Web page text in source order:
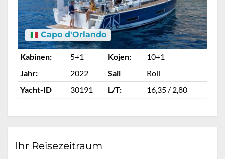
Capo d'Orlando
Kabinen: 5+1 Kojen:
10+1
Jahr:
2022 Sail
Roll
Yacht-ID
30191 L/T: 16,35 / 2,80
Ihr Reisezeitraum